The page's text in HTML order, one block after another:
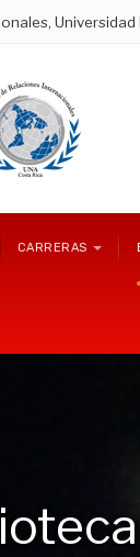
Universidad
CARRERAS